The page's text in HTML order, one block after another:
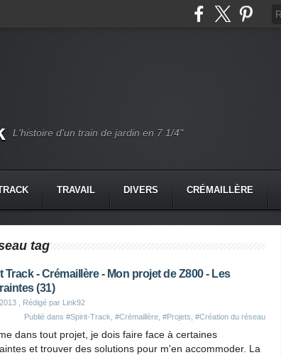
L'histoire d'un train de jardin en 7 1/4"
TRAVAIL DIVERS CRÉMAILLÈRE
tag
Track - Crémaillère - Mon projet de Z800 - Les
(31)
, Rédigé par Link92
Publié dans #Spirit-Track #Crémaillère #Projets #Création du réseau
dans tout projet, je dois faire face à certaines
et trouver des solutions pour m'en accommoder. La